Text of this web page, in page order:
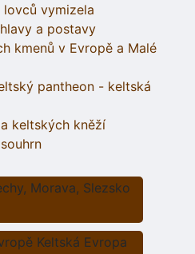
vymizela
a postavy
kmenů v Evropě a Malé
pantheon - keltská
keltských kněží
Morava, Slezsko
Keltská Evropa